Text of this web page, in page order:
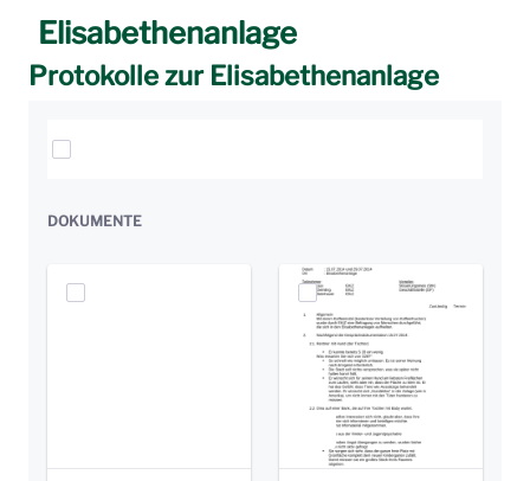
Elisabethenanlage
Protokolle zur Elisabethenanlage
Elemente auswählen
DOKUMENTE